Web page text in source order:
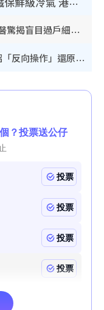
內地客歎港人唔識老！揭港鐵保鮮級冷氣 港人求放過：咪投訴
牙線棒亂用隨時越清越污糟！牙醫驚揭盲目過戶細菌恐致蛀牙：呢種先係日常真保養
WhatsApp預設貼圖點刪？揭1招「反向操作」還原簡潔介面 附3步實測教學